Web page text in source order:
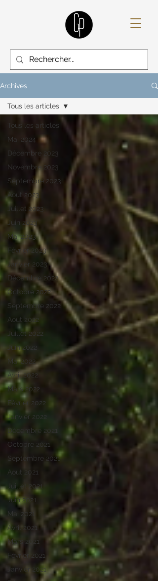
Archives
Tous les articles
Mai 2024
Décembre 2023
Novembre 2023
Septembre 2023
Aout 2023
Juillet 2023
Juin 2023
Mai 2023
Février 2023
Janvier 2023
Décembre 2022
Octobre 2022
Septembre 2022
Aout 2022
Juillet 2022
Juin 2022
Mai 2022
Avril 2022
Mars 2022
Février 2022
Janvier 2022
Décembre 2021
Octobre 2021
Septembre 2021
Aout 2021
Juillet 2021
Juin 2021
Mai 2021
Avril 2021
Mars 2021
Février 2021
Janvier 2021
Tous les articles